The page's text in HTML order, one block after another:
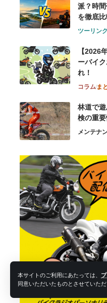
本サイトのご利用にあたっては、
同意いただいたものとさせていただ
派？時
を徹底
ツーリン
【2026
ーバイ
れ！
コラムま
林道で
検の重要
メンテナ